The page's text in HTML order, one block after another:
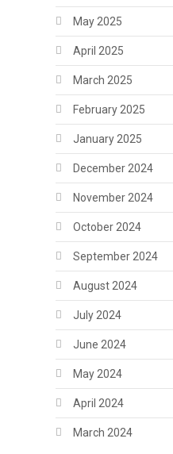
May 2025
April 2025
March 2025
February 2025
January 2025
December 2024
November 2024
October 2024
September 2024
August 2024
July 2024
June 2024
May 2024
April 2024
March 2024